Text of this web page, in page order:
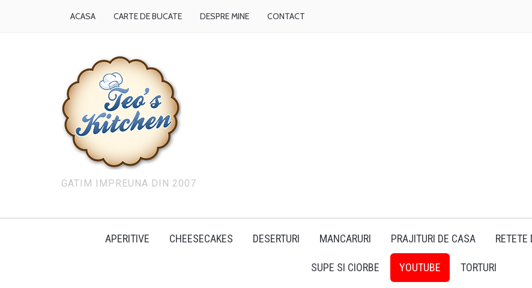
ACASA CARTE DE BUCATE DESPRE MINE CONTACT
GATIM IMPREUNA DIN 2007
APERITIVE CHEESECAKES DESERTURI MANCARURI PRAJITURI DE CASA RETETE
SUPE SI CIORBE YOUTUBE TORTURI